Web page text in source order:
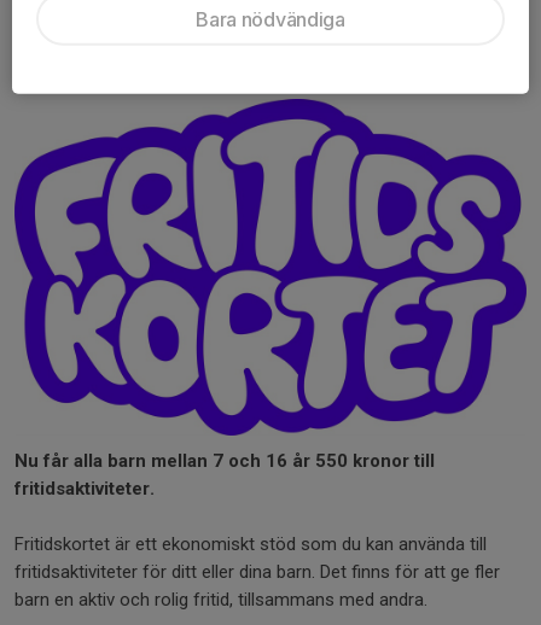
Nu får alla barn mellan 7 och 16 år 550 kronor till
fritidsaktiviteter.
Fritidskortet är ett ekonomiskt stöd som du kan använda till
fritidsaktiviteter för ditt eller dina barn. Det finns för att ge fler
barn en aktiv och rolig fritid, tillsammans med andra.
Bara nödvändiga